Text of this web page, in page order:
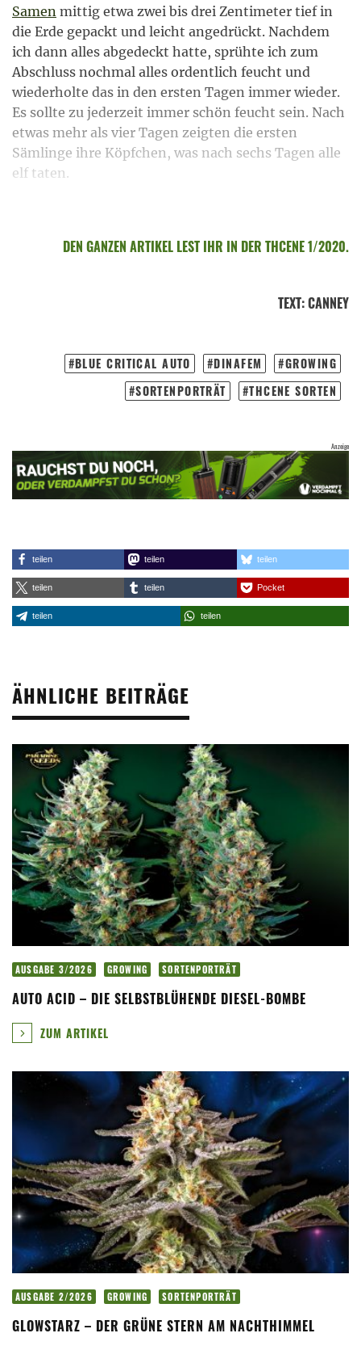
Samen mittig etwa zwei bis drei Zentimeter tief in
die Erde gepackt und leicht angedrückt. Nachdem
ich dann alles abgedeckt hatte, sprühte ich zum
Abschluss nochmal alles ordentlich feucht und
wiederholte das in den ersten Tagen immer wieder.
Es sollte zu jederzeit immer schön feucht sein. Nach
etwas mehr als vier Tagen zeigten die ersten
Sämlinge ihre Köpfchen, was nach sechs Tagen alle
elf taten.
DEN GANZEN ARTIKEL LEST IHR IN DER THCENE 1/2020.
TEXT:CANNEY
BLUE CRITICAL AUTO DINAFEM
GROWING
SORTENPORTRÄT
THCENE SORTEN
teilen teilen teilen
teilen teilen Pocket
teilen teilen
ÄHNLICHE BEITRÄGE
AUSGABE 3/2026 GROWING SORTENPORTRÄT
AUTO ACID – DIE SELBSTBLÜHENDE DIESEL-BOMBE
ZUM ARTIKEL
AUSGABE 2/2026 GROWING SORTENPORTRÄT
GLOWSTARZ – DER GRÜNE STERN AM NACHTHIMMEL